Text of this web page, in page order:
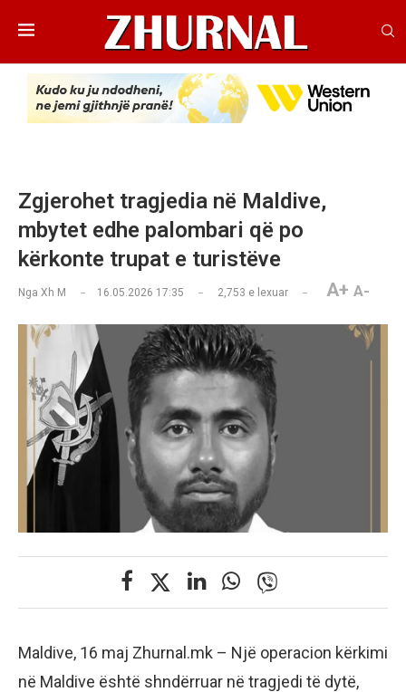
Zgjerohet tragjedia në Maldive,
mbytet edhe palombari që po
kërkonte trupat e turistëve
Nga Xh M 16.05.2026 17:35 2,753 e lexuar A+ A-
Maldive, 16 maj Zhurnal.mk – Një operacion kërkimi
në Maldive është shndërruar në tragjedi të dytë,